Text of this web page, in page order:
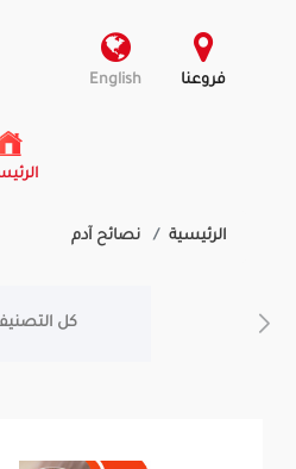
فروعنا English
الرئيسية نصائح آدم
كل